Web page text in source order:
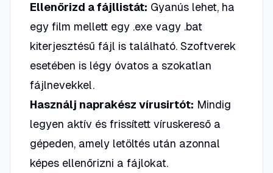
Ellenőrizd a fájllistát: Gyanús lehet, ha
egy film mellett egy .exe vagy .bat
kiterjesztésű fájl is található. Szoftverek
esetében is légy óvatos a szokatlan
fájlnevekkel.
Használj naprakész vírusirtót: Mindig
legyen aktív és frissített víruskereső a
gépeden, amely letöltés után azonnal
képes ellenőrizni a fájlokat.